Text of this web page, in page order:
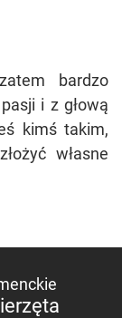
bardzo
i z głową
kimś takim,
własne